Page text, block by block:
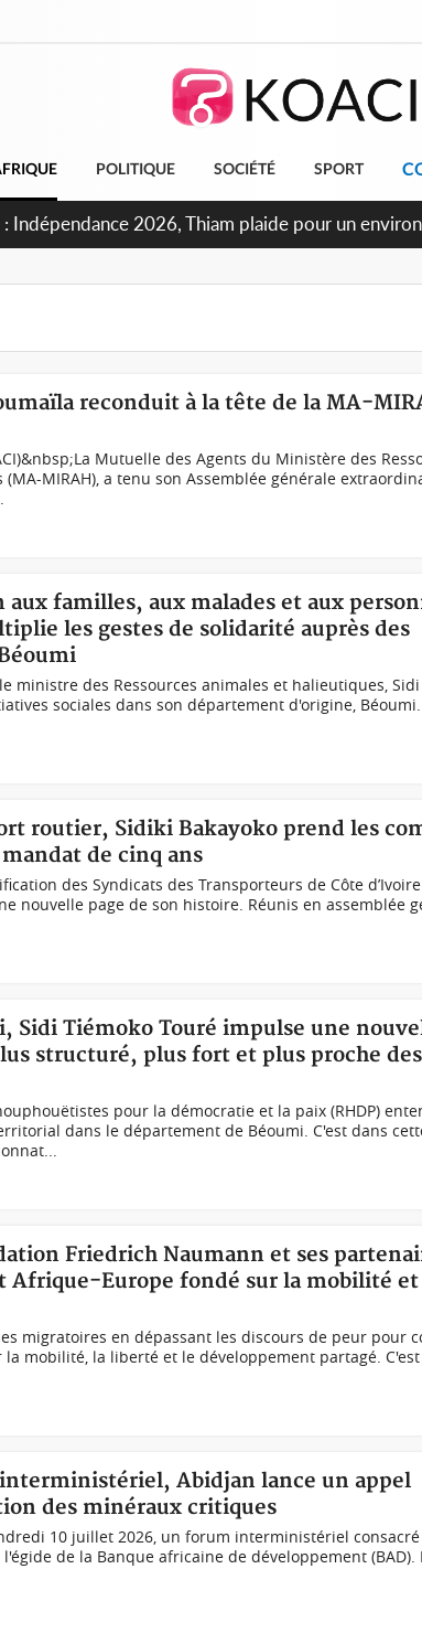
POLITIQUE SOCIÉTÉ SPORT
: Concours INFAS 2026, les convocations seront
reconduit à la tête de la MA-
Mutuelle des Agents du Ministère des
MIRAH), a tenu son Assemblée générale
familles, aux malades et aux
les gestes de solidarité auprès des
ministre des Ressources animales et halieutiques,
sociales dans son département d'origine,
routier, Sidiki Bakayoko prend les
de cinq ans
des Syndicats des Transporteurs de Côte d’Ivoire
nouvelle page de son histoire. Réunis en assemblée
Sidi Tiémoko Touré impulse une
structuré, plus fort et plus proche des
pour la démocratie et la paix (RHDP)
dans le département de Béoumi. C'est dans
Friedrich Naumann et ses
Afrique-Europe fondé sur la mobilité et
migratoires en dépassant les discours de peur pour
mobilité, la liberté et le développement partagé.
Abidjan lance un appel
des minéraux critiques
10 juillet 2026, un forum interministériel
de la Banque africaine de développement (BAD).